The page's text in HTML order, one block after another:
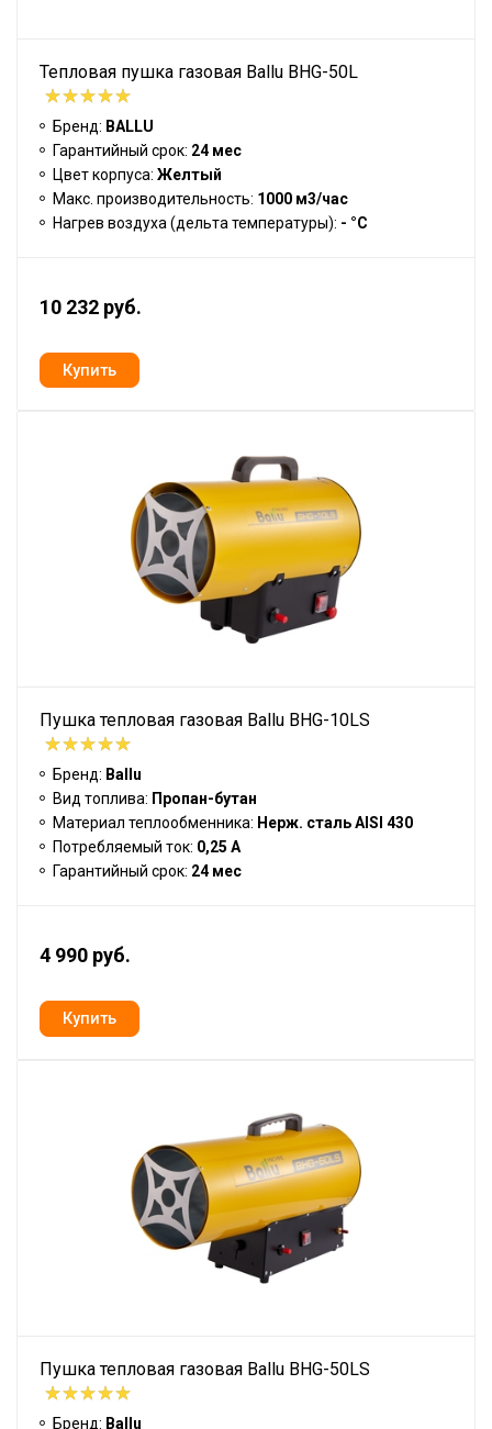
Тепловая пушка газовая Ballu BHG-50L
Бренд: BALLU
Гарантийный срок: 24 мес
Цвет корпуса: Желтый
Макс. производительность: 1000 м3/час
Нагрев воздуха (дельта температуры): - °С
10 232 руб.
Пушка тепловая газовая Ballu BHG-10LS
Бренд: Ballu
Вид топлива: Пропан-бутан
Материал теплообменника: Нерж. сталь AISI 430
Потребляемый ток: 0,25 А
Гарантийный срок: 24 мес
4 990 руб.
Пушка тепловая газовая Ballu BHG-50LS
Бренд: Ballu